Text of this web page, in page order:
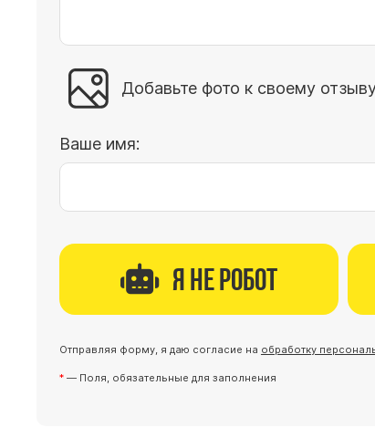
Добавьте фото к своему
Ваше имя:
Я не робот
Отправляя форму, я даю согласие на обработку
— Поля, обязательные для заполнения